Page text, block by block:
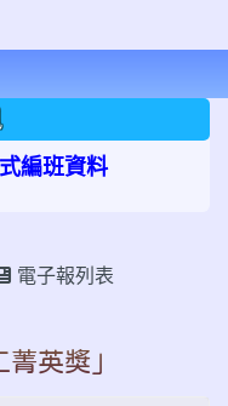
編班資料
電子報列表
英獎」